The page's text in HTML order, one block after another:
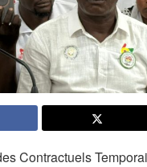
Contractuels